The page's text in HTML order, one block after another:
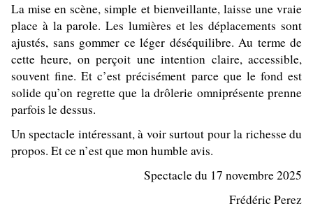
La mise en scène, simple et bienveillante, laisse une vraie
place à la parole. Les lumières et les déplacements sont
ajustés, sans gommer ce léger déséquilibre. Au terme de
cette heure, on perçoit une intention claire, accessible,
souvent fine. Et c’est précisément parce que le fond est
solide qu’on regrette que la drôlerie omniprésente prenne
parfois le dessus.
Un spectacle intéressant, à voir surtout pour la richesse du
propos. Et ce n’est que mon humble avis.
Spectacle du 17 novembre 2025
Frédéric Perez